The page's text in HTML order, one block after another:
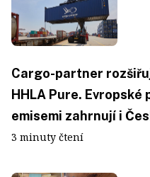
Cargo-partner
HHLA Pure.
emisemi zahrnují i
3 minuty čtení